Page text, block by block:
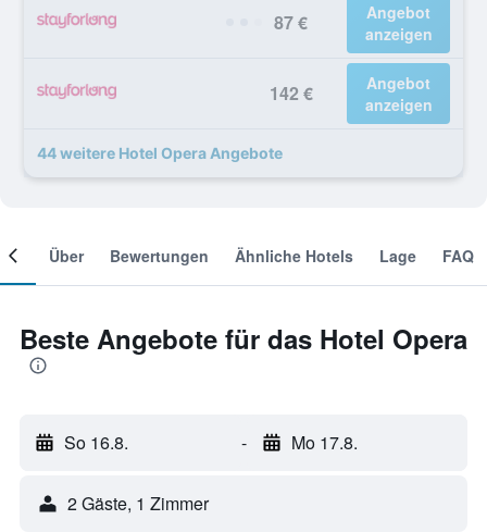
87 €
Angebot
anzeigen
142 €
Angebot
anzeigen
44 weitere Hotel Opera Angebote
Über Bewertungen Ähnliche Hotels Lage FAQ
Beste Angebote für das Hotel Opera
So 16.8. - Mo 17.8.
2 Gäste, 1 Zimmer